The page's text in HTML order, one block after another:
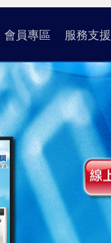
會員專區 服務支援